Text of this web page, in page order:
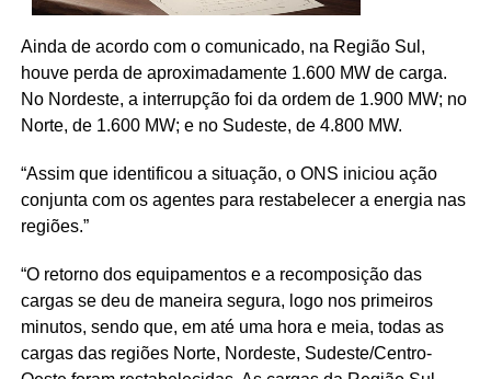
Ainda de acordo com o comunicado, na Região Sul,
houve perda de aproximadamente 1.600 MW de carga.
No Nordeste, a interrupção foi da ordem de 1.900 MW; no
Norte, de 1.600 MW; e no Sudeste, de 4.800 MW.
“Assim que identificou a situação, o ONS iniciou ação
conjunta com os agentes para restabelecer a energia nas
regiões.”
“O retorno dos equipamentos e a recomposição das
cargas se deu de maneira segura, logo nos primeiros
minutos, sendo que, em até uma hora e meia, todas as
cargas das regiões Norte, Nordeste, Sudeste/Centro-